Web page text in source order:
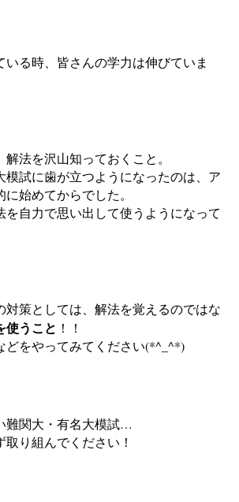
る時、皆さんの学力は伸びていま
法を沢山知っておくこと。
模試に歯が立つようになったのは、ア
始めてからでした。
を自力で思い出して使うようになって
対策としては、解法を覚えるのではな
使うこと ！！
どをやってみてください(*^_^*)
難関大・有名大模試…
り組んでください！